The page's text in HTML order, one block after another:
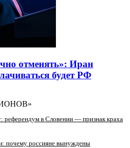
отменять»: Иран
будет РФ
референдум в Словении — признак краха
почему россияне вынуждены